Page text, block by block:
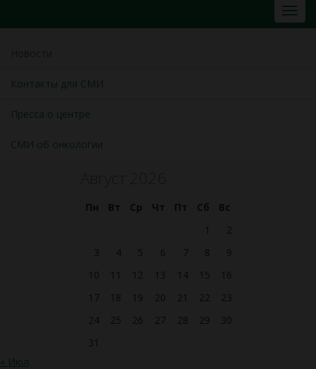
Контакты для СМИ
Пресса о центре
СМИ об онкологии
Пн Вт Ср Чт Пт Сб
Вс
1
2
3
4 5 6 7 8
9
10
11 12 13 14 15
16
17
18 19 20 21 22
23
24
25 26 27 28 29
30
31
« Июл